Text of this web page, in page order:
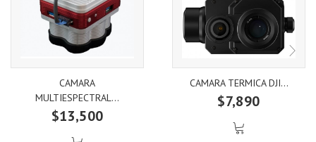
CAMARA
MULTIESPECTRAL...
$13,500
CAMARA TERMICA DJI...
$7,890